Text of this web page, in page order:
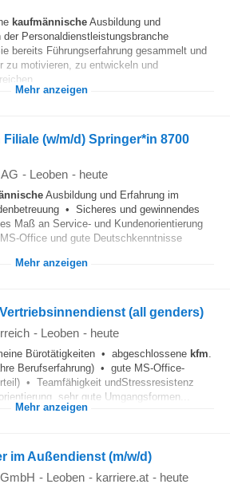
kaufmännische Ausbildung und
der Personaldienstleistungsbranche
bereits Führungserfahrung gesammelt und
zu motivieren, zu entwickeln und
Mehr anzeigen
(w/m/d) Springer*in 8700
- Leoben - heute
Ausbildung und Erfahrung im
• Sicheres und gewinnendes
Maß an Service- und Kundenorientierung
Office und gute Deutschkenntnisse
Mehr anzeigen
(all genders)
- Leoben - heute
Bürotätigkeiten • abgeschlossene kfm.
Berufserfahrung) • gute MS-Office-
• Teamfähigkeit undStressresistenz
sehr gute Umgangsformen...
Mehr anzeigen
im Außendienst (m/w/d)
- Leoben - karriere.at - heute